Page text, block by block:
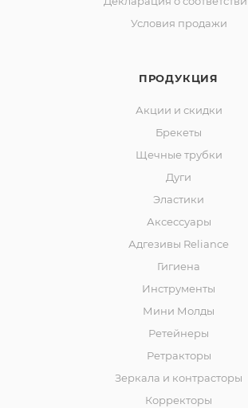
Условия продажи
ПРОДУКЦИЯ
Акции и скидки
Брекеты
Щечные трубки
Дуги
Эластики
Аксессуары
Адгезивы Reliance
Гигиена
Инструменты
Мини Молды
Ретейнеры
Ретракторы
Зеркала и контраcторы
Корректоры